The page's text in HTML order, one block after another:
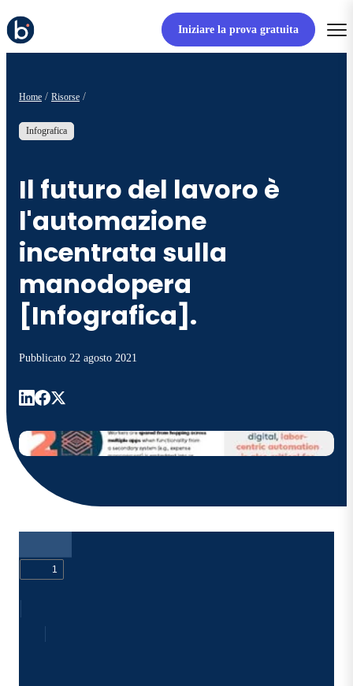
Iniziare la prova gratuita
Home Risorse
Infografica
Il futuro del lavoro è
l'automazione
incentrata sulla
manodopera
[Infografica].
Pubblicato 22 agosto 2021